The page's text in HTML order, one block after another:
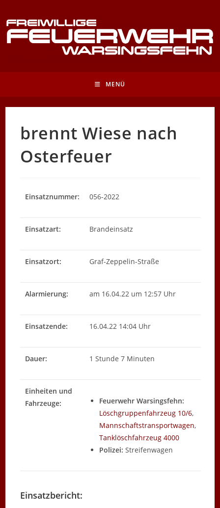
Inhalt
springen
MENÜ
brennt Wiese nach
Osterfeuer
Einsatznummer: 056-2022
Einsatzart: Brandeinsatz
Einsatzort: Graf-Zeppelin-Straße
Alarmierung: am 16.04.22 um 12:57 Uhr
Einsatzende: 16.04.22 14:04 Uhr
Dauer: 1 Stunde 7 Minuten
Einheiten und
Fahrzeuge:
Feuerwehr Warsingsfehn:
Löschgruppenfahrzeug 10/6,
Mannschaftstransportwagen,
Tanklöschfahrzeug 4000
Polizei: Streifenwagen
Einsatzbericht: